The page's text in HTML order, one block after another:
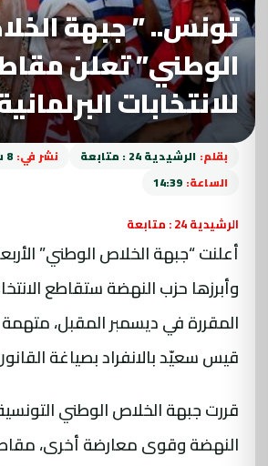
تونس.. ” جبهة
الوطني” تعلن
للانتخابات
بقلم: الرشيدية 24 : متابعة نشر في: 8 سبتمبر 2022
الساعة: 14:39
الرشيدية 24 : متابعة
أعلنت “جبهة الخلاص الوطني”
وأبرزها حزب النهضة ستقاطع
المقررة في ديسمبر المقبل،
قيس سعيّد بالانفراد بصياغة
قررت جبهة الخلاص الوطني
النهضة وقوى معارضة أخرى،